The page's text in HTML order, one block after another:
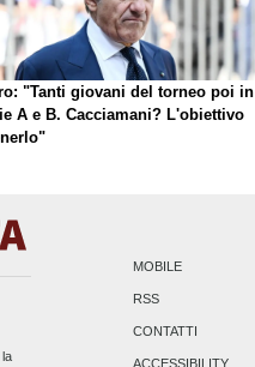
"Tanti giovani del torneo poi in
A e B. Cacciamani? L'obiettivo
MOBILE
RSS
CONTATTI